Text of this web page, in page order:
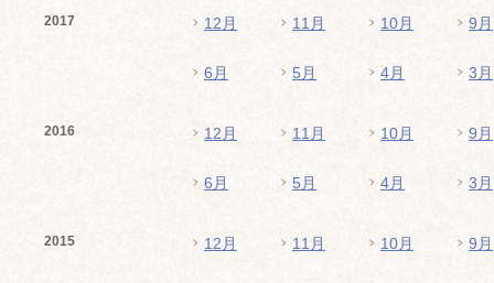
2017 12月 11月 10月 9月
6月 5月 4月 3月
2016 12月 11月 10月 9月
6月 5月 4月 3月
2015 12月 11月 10月 9月